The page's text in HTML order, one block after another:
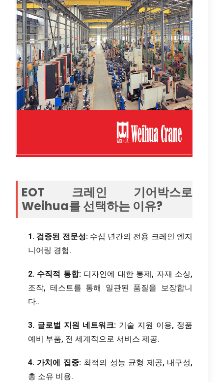
EOT 크레인 기어박스로
Weihua를 선택하는 이유?
1. 검증된 전문성:수십 년간의 전용 크레인 엔지
니어링 경험.
2. 수직적 통합:디자인에 대한 통제, 자재 소싱,
조작, 테스트를 통해 일관된 품질을 보장합니
다..
3. 글로벌 지원 네트워크: 기술 지원 이용, 정품
예비 부품, 전 세계적으로 서비스 제공.
4. 가치에 집중:최적의 성능 균형 제공, 내구성,
총 소유 비용.